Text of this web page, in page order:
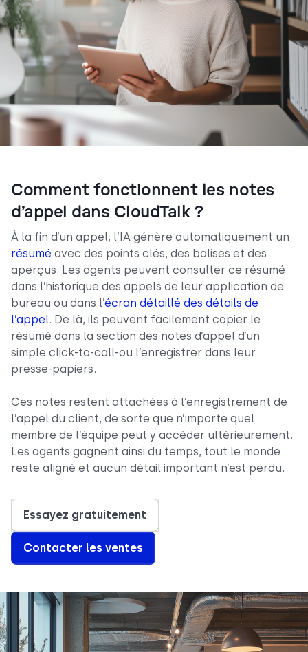
Comment fonctionnent les notes
d’appel dans CloudTalk ?
À la fin d’un appel, l’IA génère automatiquement un
résumé avec des points clés, des balises et des
aperçus. Les agents peuvent consulter ce résumé
dans l’historique des appels de leur application de
bureau ou dans l’écran détaillé des détails de
l’appel. De là, ils peuvent facilement copier le
résumé dans la section des notes d’appel d’un
simple click-to-call-ou l’enregistrer dans leur
presse-papiers.
Ces notes restent attachées à l’enregistrement de
l’appel du client, de sorte que n’importe quel
membre de l’équipe peut y accéder ultérieurement.
Les agents gagnent ainsi du temps, tout le monde
reste aligné et aucun détail important n’est perdu.
Essayez gratuitement
Contacter les ventes